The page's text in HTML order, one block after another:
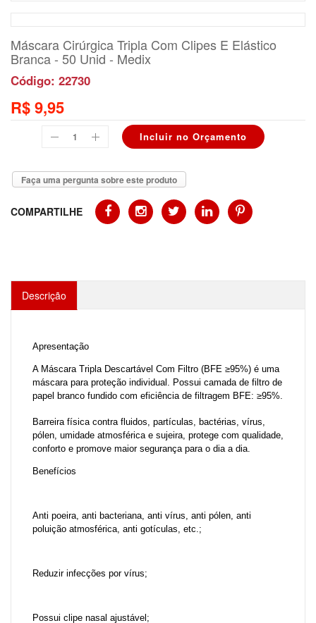
Máscara Cirúrgica Tripla Com Clipes E Elástico
Branca - 50 Unid - Medix
Código: 22730
R$ 9,95
Faça uma pergunta sobre este produto
COMPARTILHE
Descrição
Apresentação
A Máscara Tripla Descartável Com Filtro (BFE ≥95%) é uma
máscara para proteção individual. Possui camada de filtro de
papel branco fundido com eficiência de filtragem BFE: ≥95%.
Barreira física contra fluidos, partículas, bactérias, vírus,
pólen, umidade atmosférica e sujeira, protege com qualidade,
conforto e promove maior segurança para o dia a dia.
Benefícios
Anti poeira, anti bacteriana, anti vírus, anti pólen, anti
poluição atmosférica, anti gotículas, etc.;
Reduzir infecções por vírus;
Possui clipe nasal ajustável;